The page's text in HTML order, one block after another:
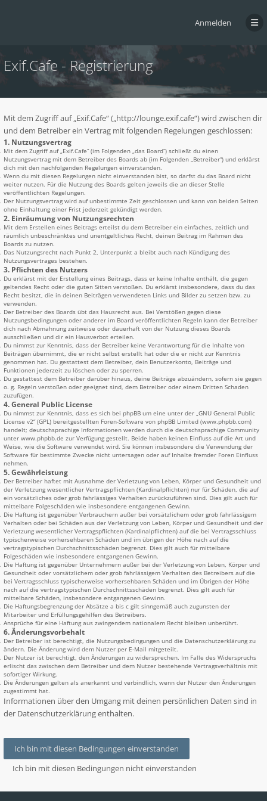
Anmelden
Exif.Cafe - Registrierung
Mit dem Zugriff auf „Exif.Cafe“ („http://lounge.exif.cafe“) wird zwischen dir
und dem Betreiber ein Vertrag mit folgenden Regelungen geschlossen:
1. Nutzungsvertrag
Mit dem Zugriff auf „Exif.Cafe“ (im Folgenden „das Board“) schließt du einen
Nutzungsvertrag mit dem Betreiber des Boards ab (im Folgenden „Betreiber“) und erklärst
dich mit den nachfolgenden Regelungen einverstanden.
Wenn du mit diesen Regelungen nicht einverstanden bist, so darfst du das Board nicht
weiter nutzen. Für die Nutzung des Boards gelten jeweils die an dieser Stelle
veröffentlichten Regelungen.
Der Nutzungsvertrag wird auf unbestimmte Zeit geschlossen und kann von beiden Seiten
ohne Einhaltung einer Frist jederzeit gekündigt werden.
2. Einräumung von Nutzungsrechten
Mit dem Erstellen eines Beitrags erteilst du dem Betreiber ein einfaches, zeitlich und
räumlich unbeschränktes und unentgeltliches Recht, deinen Beitrag im Rahmen des
Boards zu nutzen.
Das Nutzungsrecht nach Punkt 2, Unterpunkt a bleibt auch nach Kündigung des
Nutzungsvertrages bestehen.
3. Pflichten des Nutzers
Du erklärst mit der Erstellung eines Beitrags, dass er keine Inhalte enthält, die gegen
geltendes Recht oder die guten Sitten verstoßen. Du erklärst insbesondere, dass du das
Recht besitzt, die in deinen Beiträgen verwendeten Links und Bilder zu setzen bzw. zu
verwenden.
Der Betreiber des Boards übt das Hausrecht aus. Bei Verstößen gegen diese
Nutzungsbedingungen oder anderer im Board veröffentlichten Regeln kann der Betreiber
dich nach Abmahnung zeitweise oder dauerhaft von der Nutzung dieses Boards
ausschließen und dir ein Hausverbot erteilen.
Du nimmst zur Kenntnis, dass der Betreiber keine Verantwortung für die Inhalte von
Beiträgen übernimmt, die er nicht selbst erstellt hat oder die er nicht zur Kenntnis
genommen hat. Du gestattest dem Betreiber, dein Benutzerkonto, Beiträge und
Funktionen jederzeit zu löschen oder zu sperren.
Du gestattest dem Betreiber darüber hinaus, deine Beiträge abzuändern, sofern sie gegen
o. g. Regeln verstoßen oder geeignet sind, dem Betreiber oder einem Dritten Schaden
zuzufügen.
4. General Public License
Du nimmst zur Kenntnis, dass es sich bei phpBB um eine unter der „GNU General Public
License v2“ (GPL) bereitgestellten Foren-Software von phpBB Limited (www.phpbb.com)
handelt; deutschsprachige Informationen werden durch die deutschsprachige Community
unter www.phpbb.de zur Verfügung gestellt. Beide haben keinen Einfluss auf die Art und
Weise, wie die Software verwendet wird. Sie können insbesondere die Verwendung der
Software für bestimmte Zwecke nicht untersagen oder auf Inhalte fremder Foren Einfluss
nehmen.
5. Gewährleistung
Der Betreiber haftet mit Ausnahme der Verletzung von Leben, Körper und Gesundheit und
der Verletzung wesentlicher Vertragspflichten (Kardinalpflichten) nur für Schäden, die auf
ein vorsätzliches oder grob fahrlässiges Verhalten zurückzuführen sind. Dies gilt auch für
mittelbare Folgeschäden wie insbesondere entgangenen Gewinn.
Die Haftung ist gegenüber Verbrauchern außer bei vorsätzlichem oder grob fahrlässigem
Verhalten oder bei Schäden aus der Verletzung von Leben, Körper und Gesundheit und der
Verletzung wesentlicher Vertragspflichten (Kardinalpflichten) auf die bei Vertragsschluss
typischerweise vorhersehbaren Schäden und im übrigen der Höhe nach auf die
vertragstypischen Durchschnittsschäden begrenzt. Dies gilt auch für mittelbare
Folgeschäden wie insbesondere entgangenen Gewinn.
Die Haftung ist gegenüber Unternehmern außer bei der Verletzung von Leben, Körper und
Gesundheit oder vorsätzlichem oder grob fahrlässigem Verhalten des Betreibers auf die
bei Vertragsschluss typischerweise vorhersehbaren Schäden und im Übrigen der Höhe
nach auf die vertragstypischen Durchschnittsschäden begrenzt. Dies gilt auch für
mittelbare Schäden, insbesondere entgangenen Gewinn.
Die Haftungsbegrenzung der Absätze a bis c gilt sinngemäß auch zugunsten der
Mitarbeiter und Erfüllungsgehilfen des Betreibers.
Ansprüche für eine Haftung aus zwingendem nationalem Recht bleiben unberührt.
6. Änderungsvorbehalt
Der Betreiber ist berechtigt, die Nutzungsbedingungen und die Datenschutzerklärung zu
ändern. Die Änderung wird dem Nutzer per E-Mail mitgeteilt.
Der Nutzer ist berechtigt, den Änderungen zu widersprechen. Im Falle des Widerspruchs
erlischt das zwischen dem Betreiber und dem Nutzer bestehende Vertragsverhältnis mit
sofortiger Wirkung.
Die Änderungen gelten als anerkannt und verbindlich, wenn der Nutzer den Änderungen
zugestimmt hat.
Informationen über den Umgang mit deinen persönlichen Daten sind in
der Datenschutzerklärung enthalten.